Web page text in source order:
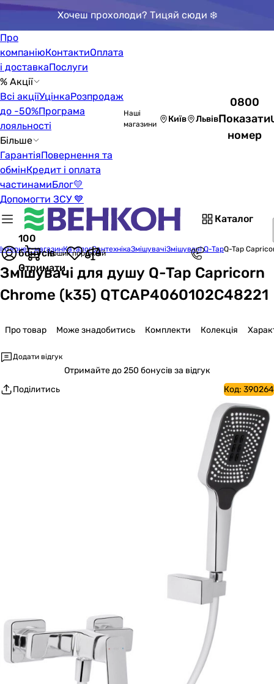
Хочеш прохолоди? Тицяй сюди ❄️
Про
компаніюКонтактиОплата
і доставкаПослуги
% Акції
Всі акціїУцінкаРозпродаж
до -50%Програма
лояльності
Більше
ГарантіяПовернення та
обмінКредит і оплата
частинамиБлог💛
Допомогти ЗСУ 💙
Наші
магазини
Київ Львів
0800
Показати
номер
Каталог
100
бонусів
Отримати
Кошик порожній
Інтернет-магазинКаталогСантехнікаЗмішувачіЗмішувачі Q-TapQ-Tap
Змішувачі для душу Q-Tap Capricorn
Chrome (k35) QTCAP4060102C48221
Про товар Може знадобитись Комплекти Колекція
Додати відгук
Отримайтедо 250 бонусів за відгук
Поділитись
Код: 390264